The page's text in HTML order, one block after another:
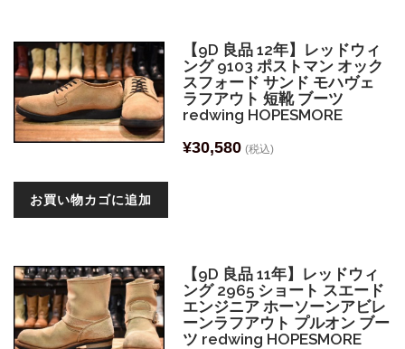
【9D 良品 12年】レッドウィ
ング 9103 ポストマン オック
スフォード サンド モハヴェ
ラフアウト 短靴 ブーツ
redwing HOPESMORE
¥30,580 (税込)
お買い物カゴに追加
【9D 良品 11年】レッドウィ
ング 2965 ショート スエード
エンジニア ホーソーンアビレ
ーンラフアウト プルオン ブー
ツ redwing HOPESMORE